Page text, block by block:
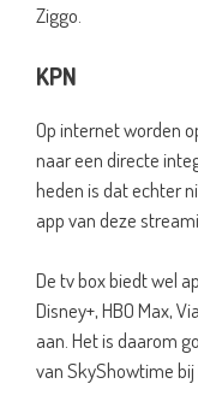
Ziggo.
KPN
Op internet worden
naar een directe
heden is dat echter
app van deze
De tv box biedt wel
Disney+, HBO Max,
aan. Het is daarom
van SkyShowtime